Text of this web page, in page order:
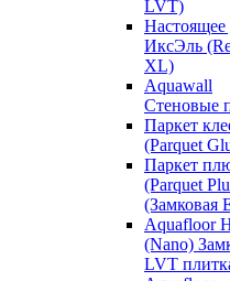
LVT)
Настоящее
ИксЭль
XL)
Aquawall
Стеновые
Паркет
(Parquet
Паркет
(Parquet
(Замковая
Aquafloor
(Nano)
LVT